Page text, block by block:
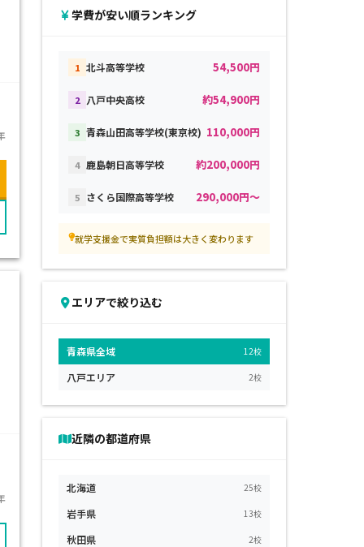
学費が安い順ランキング
1 北斗高等学校 54,500円
2 八戸中央高校 約54,900円
3 青森山田高等学校(東京校) 110,000円
4 鹿島朝日高等学校 約200,000円
5 さくら国際高等学校 290,000円～
就学支援金で実質負担額は大きく変わります
エリアで絞り込む
青森県全域 12校
八戸エリア 2校
近隣の都道府県
北海道 25校
岩手県 13校
秋田県 2校